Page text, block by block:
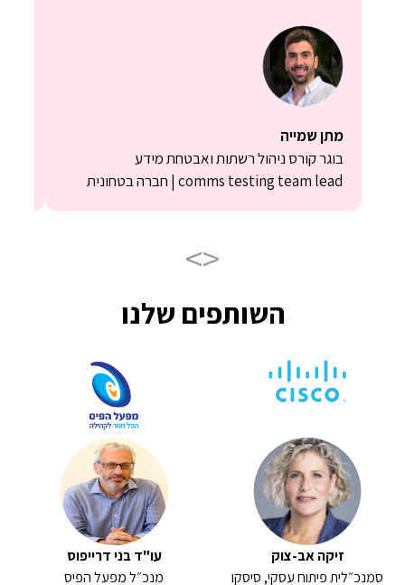
מתן שמייה
בוגר קורס ניהול רשתות ואבטחת מידע
comms testing team lead | חברה בטחונית
<
>
השותפים שלנו
זיקה אב-צוק
סמנכ״לית פיתוח עסקי, סיסקו
עו"ד בני דרייפוס
מנכ״ל מפעל הפיס